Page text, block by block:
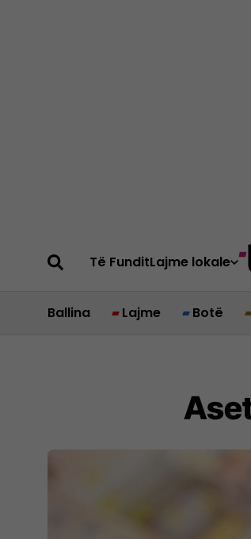
Të FunditLajme lokale
Ballina Lajme Botë